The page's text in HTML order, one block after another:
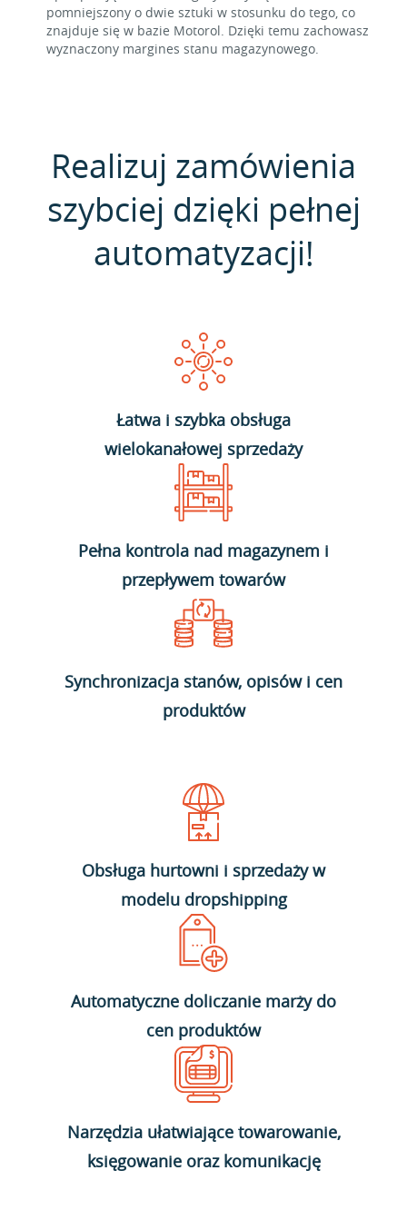
pomniejszony o dwie sztuki w stosunku do tego, co
znajduje się w bazie Motorol. Dzięki temu zachowasz
wyznaczony margines stanu magazynowego.
Realizuj zamówienia
szybciej dzięki pełnej
automatyzacji!
Łatwa i szybka obsługa
wielokanałowej sprzedaży
Pełna kontrola nad magazynem i
przepływem towarów
Synchronizacja stanów, opisów i cen
produktów
Obsługa hurtowni i sprzedaży w
modelu dropshipping
Automatyczne doliczanie marży do
cen produktów
Narzędzia ułatwiające towarowanie,
księgowanie oraz komunikację